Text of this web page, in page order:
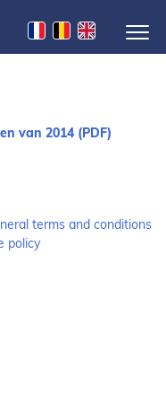
van 2014 (PDF)
terms and conditions
policy